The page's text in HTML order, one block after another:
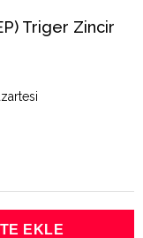
Triger Zincir